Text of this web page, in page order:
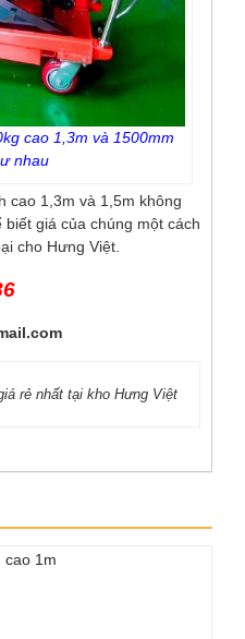
cao 1,3m và 1500mm
nhau
cao 1,3m và 1,5m không
giá của chúng một cách
cho Hưng Việt.
rẻ nhất tại kho Hưng Việt